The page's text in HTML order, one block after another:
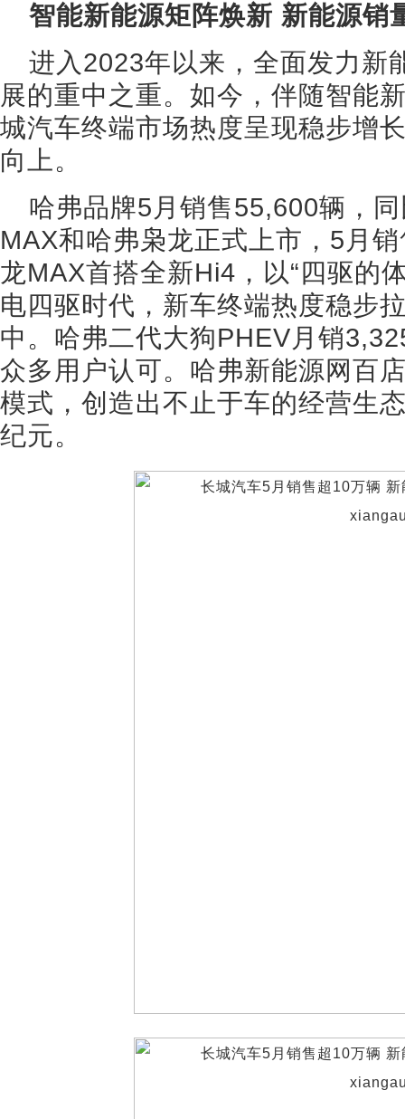
智能新能源矩阵焕新 新能源销
进入2023年以来，全面发力新
展的重中之重。如今，伴随智能
城汽车终端市场热度呈现稳步增
向上。
哈弗品牌5月销售55,600辆，
MAX和哈弗枭龙正式上市，5月
龙MAX首搭全新Hi4，以“四驱的
电四驱时代，新车终端热度稳步
中。哈弗二代大狗PHEV月销
众多用户认可。哈弗新能源网百
模式，创造出不止于车的经营生
纪元。